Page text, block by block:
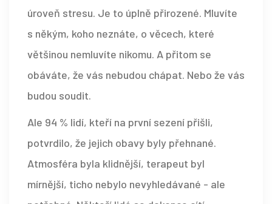
úroveň stresu. Je to úplně přirozené. Mluvíte
s někým, koho neznáte, o věcech, které
většinou nemluvíte nikomu. A přitom se
obáváte, že vás nebudou chápat. Nebo že vás
budou soudit.
Ale 94 % lidí, kteří na první sezení přišli,
potvrdilo, že jejich obavy byly přehnané.
Atmosféra byla klidnější, terapeut byl
mírnější, ticho nebylo nevyhledávané - ale